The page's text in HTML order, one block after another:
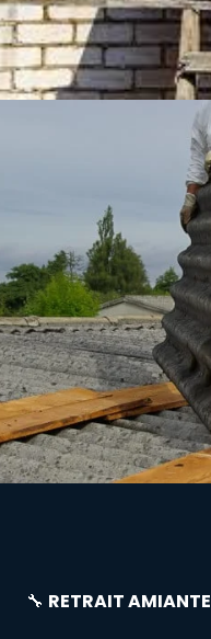
🔧 RETRAIT AMIANTE